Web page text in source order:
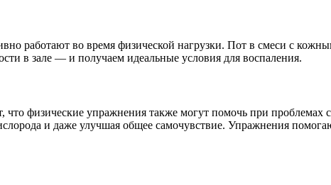
работают во время физической нагрузки. Пот в смеси с
в зале — и получаем идеальные условия для воспаления.
что физические упражнения также могут помочь при
и даже улучшая общее самочувствие. Упражнения